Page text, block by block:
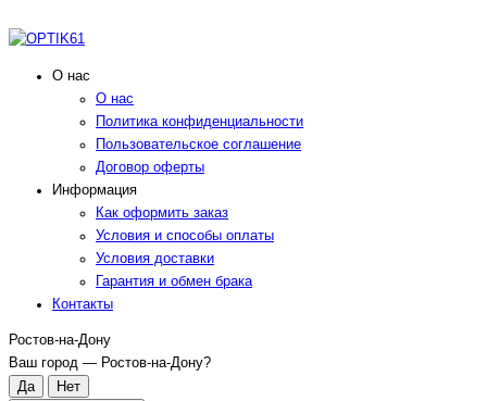
О нас
О нас
Политика конфиденциальности
Пользовательское соглашение
Договор оферты
Информация
Как оформить заказ
Условия и способы оплаты
Условия доставки
Гарантия и обмен брака
Контакты
Ростов-на-Дону
Ваш город — Ростов-на-Дону?